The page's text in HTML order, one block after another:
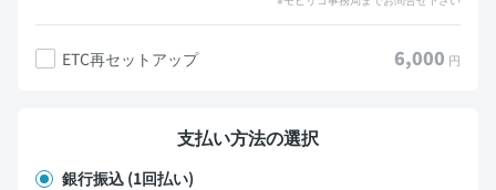
ETC再セットアップ 6,000 円
支払い方法の選択
銀行振込 (1回払い)